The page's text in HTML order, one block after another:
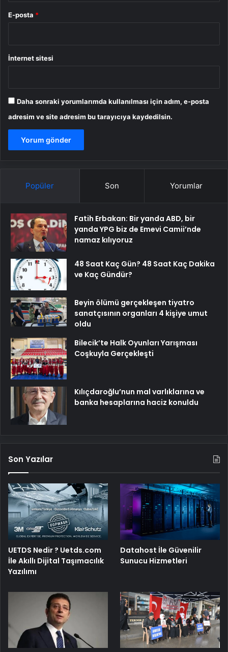
E-posta *
İnternet sitesi
Daha sonraki yorumlarımda kullanılması için adım, e-posta
adresim ve site adresim bu tarayıcıya kaydedilsin.
Popüler Son Yorumlar
Fatih Erbakan: Bir yanda ABD, bir
yanda YPG biz de Emevi Camii’nde
namaz kılıyoruz
48 Saat Kaç Gün? 48 Saat Kaç Dakika
ve Kaç Gündür?
Beyin ölümü gerçekleşen tiyatro
sanatçısının organları 4 kişiye umut
oldu
Bilecik’te Halk Oyunları Yarışması
Coşkuyla Gerçekleşti
Kılıçdaroğlu’nun mal varlıklarına ve
banka hesaplarına haciz konuldu
Son Yazılar
UETDS Nedir ? Uetds.com
İle Akıllı Dijital Taşımacılık
Yazılımı
Datahost İle Güvenilir
Sunucu Hizmetleri